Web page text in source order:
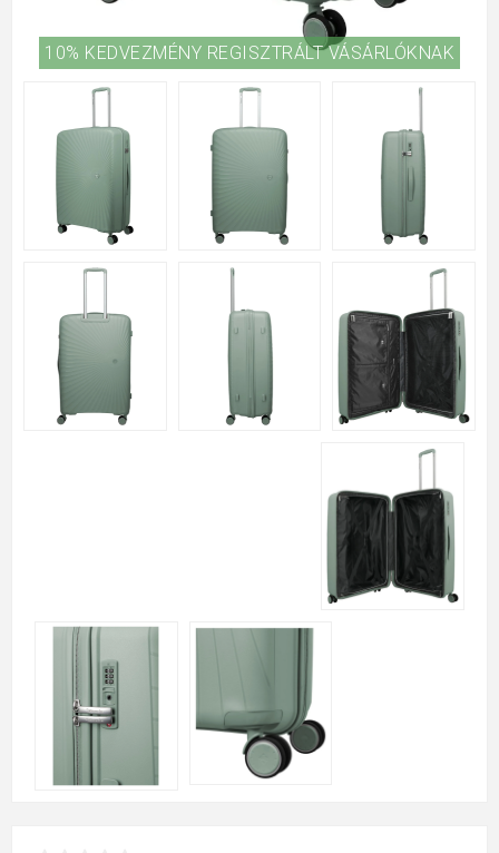
10% KEDVEZMÉNY REGISZTRÁLT VÁSÁRLÓKNAK